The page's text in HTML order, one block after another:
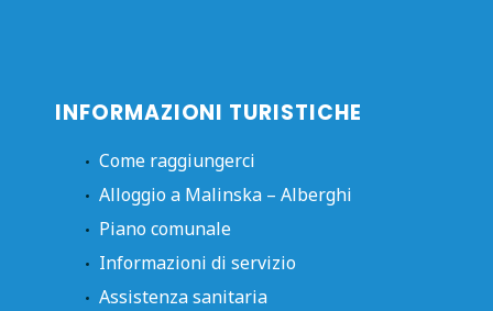
INFORMAZIONI TURISTICHE
Come raggiungerci
Alloggio a Malinska – Alberghi
Piano comunale
Informazioni di servizio
Assistenza sanitaria